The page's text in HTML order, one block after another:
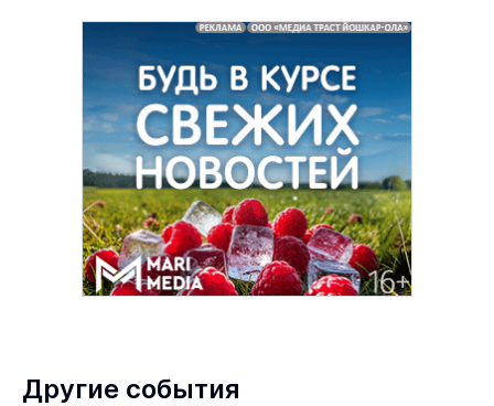
Другие события